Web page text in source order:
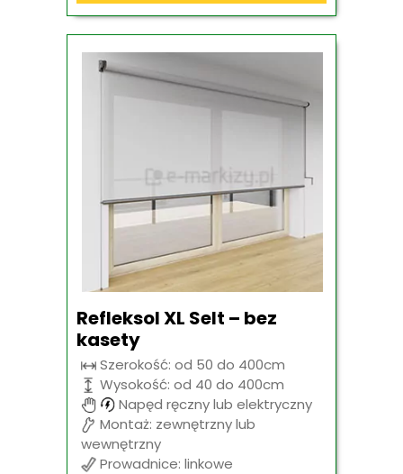
Refleksol XL Selt – bez
kasety
Szerokość: od 50 do 400cm
Wysokość: od 40 do 400cm
Napęd ręczny lub elektryczny
Montaż: zewnętrzny lub
wewnętrzny
Prowadnice: linkowe